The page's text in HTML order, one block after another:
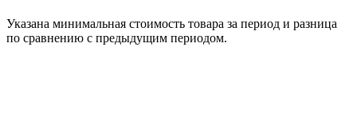
Указана минимальная стоимость товара за период и разница
по сравнению с предыдущим периодом.